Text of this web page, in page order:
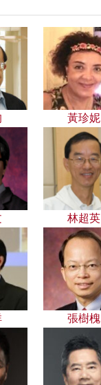
黃珍妮
林超英
張樹槐